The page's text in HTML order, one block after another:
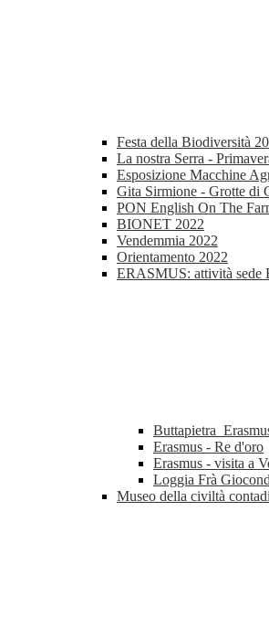
Festa della Biodiversità
La nostra Serra -
Esposizione Macchine
Gita Sirmione - Grotte di
PON English On The
BIONET 2022
Vendemmia 2022
Orientamento 2022
ERASMUS: attività sede
Erasmus - Re d'oro
Erasmus - visita a
Loggia Frà
Museo della civiltà